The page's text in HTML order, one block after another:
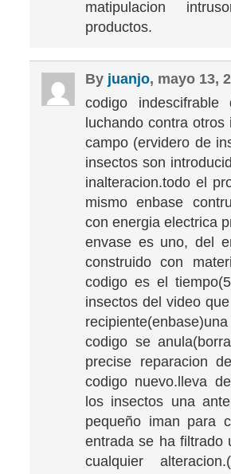
matipulacion
productos.
By juanjo, mayo 13,
codigo
luchando contra
campo (ervidero de
insectos son
inalteracion.todo el
mismo enbase
con energia electrica
envase es uno, del
construido con
codigo es el
insectos del video
codigo se
precise reparacion
codigo nuevo.lleva
los insectos una
pequeño iman para
entrada se ha filtrado
cualquier